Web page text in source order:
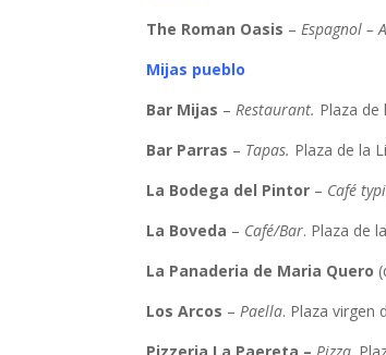
The Roman Oasis – Espagnol –
Mijas pueblo
Bar Mijas – Restaurant. Plaza de
Bar Parras – Tapas. Plaza de la
La Bodega del Pintor – Café
La Boveda – Café/Bar. Plaza de
La Panaderia de Maria Quero
Los Arcos – Paella. Plaza virgen
Pizzeria La Paereta – Pizza.